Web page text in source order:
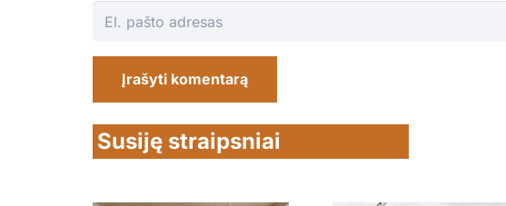
Įrašyti komentarą
Susiję straipsniai